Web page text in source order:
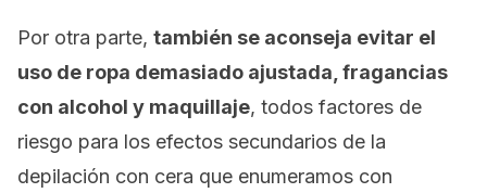
Por otra parte, también se aconseja evitar el
uso de ropa demasiado ajustada, fragancias
con alcohol y maquillaje, todos factores de
riesgo para los efectos secundarios de la
depilación con cera que enumeramos con